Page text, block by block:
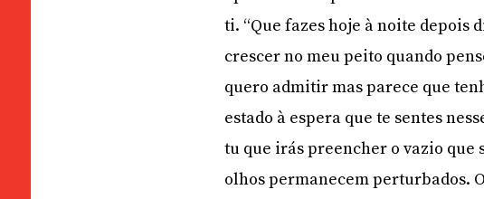
ti. “Que fazes hoje à noite depois
crescer no meu peito quando
quero admitir mas parece que
estado à espera que te sentes
tu que irás preencher o vazio que
olhos permanecem perturbados.